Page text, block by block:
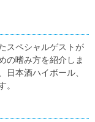
スペシャルゲストが
の嗜み方を紹介しま
日本酒ハイボール、
。